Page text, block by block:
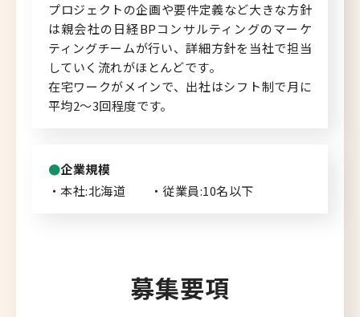
転職の体験談
転職と年収のハナシ
転職コラム
プロジェクトの企画や要件定義など大きな方針
は親会社の日経BPコンサルティングのマーケ
ティングチームが行い、詳細方針を当社で担当
していく流れがほとんどです。
在宅ワークがメインで、出社はシフト制で月に
平均2～3回程度です。
企業規模
・本社:北海道 ・従業員:10名以下
募集要項